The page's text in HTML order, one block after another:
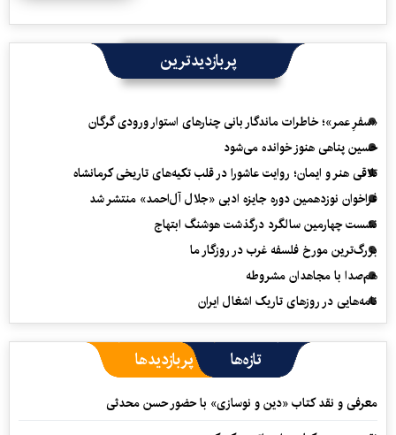
پربازدیدترین
«سفرِ عمر»؛ خاطرات ماندگار بانی چنارهای استوار ورودی گرگان
حسین پناهی هنوز خوانده می‌شود
تلاقی هنر و ایمان؛ روایت عاشورا در قلب تکیه‌های تاریخی کرمانشاه
فراخوان نوزدهمین دوره جایزه ادبی «جلال آل‌احمد» منتشر شد
نشست چهارمین سالگرد درگذشت هوشنگ ابتهاج
بزرگ‌ترین مورخ فلسفه غرب در روزگار ما
هم‌صدا با مجاهدان مشروطه
نامه‌هایی در روزهای تاریک اشغال ایران
تازه‌ها پربازدیدها
معرفی و نقد کتاب «دین و نوسازی» با حضور حسن محدثی